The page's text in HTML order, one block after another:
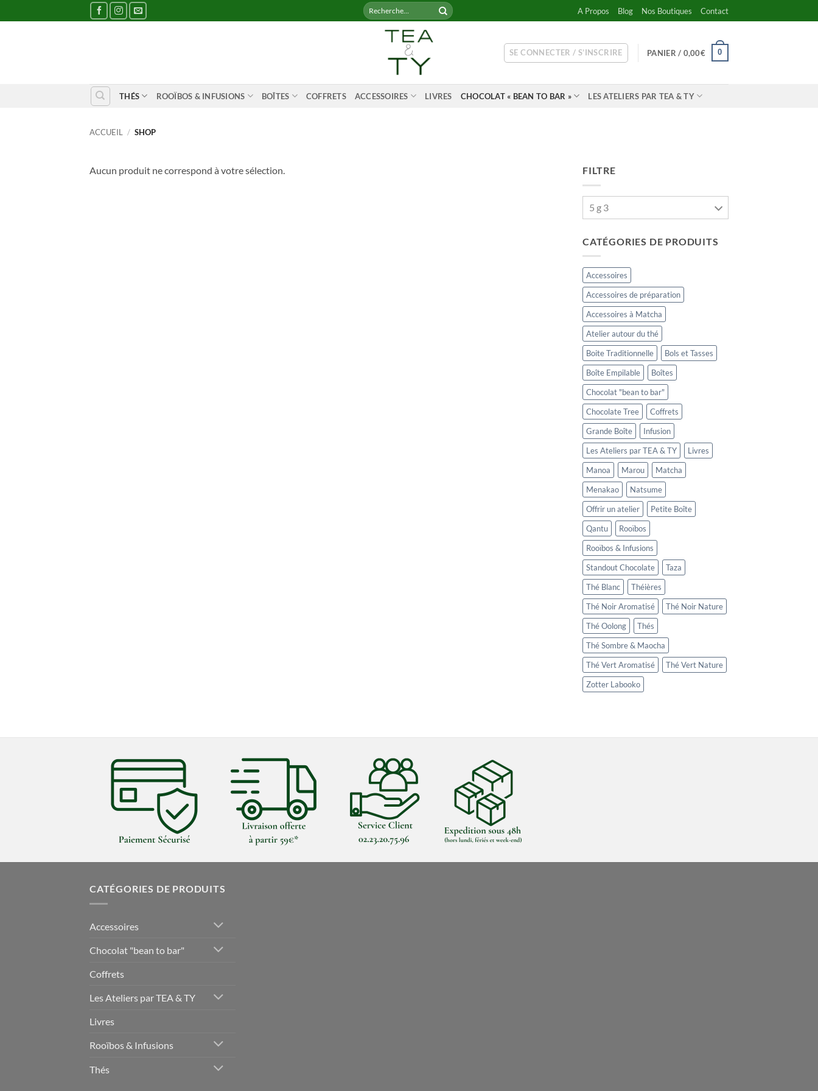
au
Recherche
pour :
A Propos Blog Nos Boutiques Contact
SE CONNECTER / S’INSCRIRE PANIER / 0,00€ 0
THÉS ROOÏBOS & INFUSIONS BOÎTES COFFRETS ACCESSOIRES LIVRES CHOCOLAT « BEAN TO BAR » LES ATELIERS PAR TEA & TY
ACCUEIL / SHOP
Aucun produit ne correspond à votre sélection. FILTRE
5 g 3
CATÉGORIES DE PRODUITS
Accessoires
Accessoires de préparation
Accessoires à Matcha
Atelier autour du thé
Boite Traditionnelle
Bols et Tasses
Boîte Empilable
Boîtes
Chocolat "bean to bar"
Chocolate Tree
Coffrets
Grande Boîte
Infusion
Les Ateliers par TEA & TY
Livres
Manoa
Marou
Matcha
Menakao
Natsume
Offrir un atelier
Petite Boîte
Qantu
Rooïbos
Rooïbos & Infusions
Standout Chocolate
Taza
Thé Blanc
Théières
Thé Noir Aromatisé
Thé Noir Nature
Thé Oolong
Thés
Thé Sombre & Maocha
Thé Vert Aromatisé
Thé Vert Nature
Zotter Labooko
CATÉGORIES DE PRODUITS
Accessoires
Chocolat "bean to bar"
Coffrets
Les Ateliers par TEA & TY
Livres
Rooïbos & Infusions
Thés